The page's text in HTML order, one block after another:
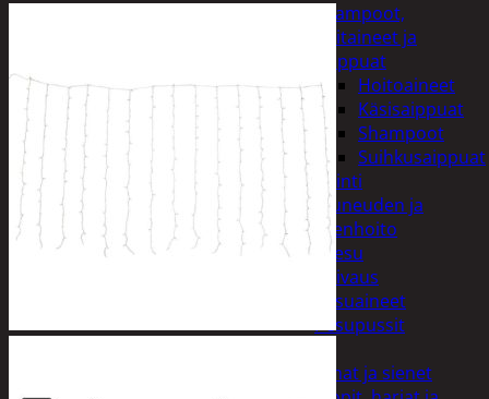
Shampoot,
hoitaineet ja
saippuat
Hoitoaineet
Käsisaippuat
Shampoot
Suihkusaippuat
Hyvinvointi
Muu kauneuden ja
terveydenhoito
Pyykinpesu
Kuivaus
Pesuaineet
Pesupussit
Liinat ja sienet